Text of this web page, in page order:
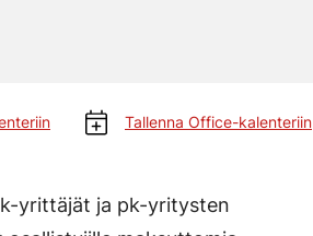
Tallenna Office-kalenteriin
yrittäjät ja pk-yritysten